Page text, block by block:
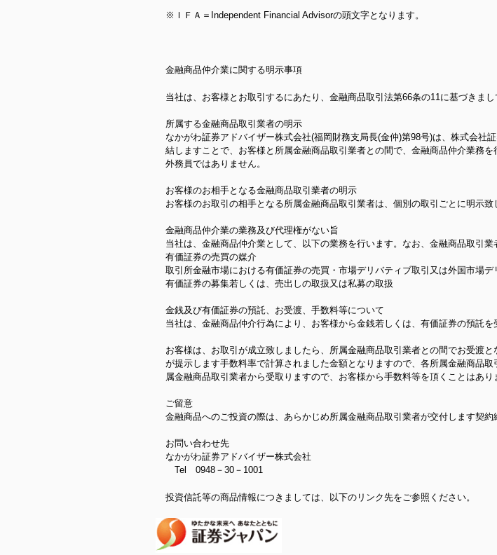
※ＩＦＡ＝Independent Financial Advisorの頭文字となります。
金融商品仲介業に関する明示事項
当社は、お客様とお取引するにあたり、金融商品取引法第66条の11に基づきまし
所属する金融商品取引業者の明示
なかがわ証券アドバイザー株式会社(福岡財務支局長(金仲)第98号)は、株式会社
結しますことで、お客様と所属金融商品取引業者との間で、金融商品仲介業務
外務員ではありません。
お客様のお相手となる金融商品取引業者の明示
お客様のお取引の相手となる所属金融商品取引業者は、個別の取引ごとに明示致
金融商品仲介業の業務及び代理権がない旨
当社は、金融商品仲介業として、以下の業務を行います。なお、金融商品取引業
有価証券の売買の媒介
取引所金融市場における有価証券の売買・市場デリバティブ取引又は外国市場
有価証券の募集若しくは、売出しの取扱又は私募の取扱
金銭及び有価証券の預託、お受渡、手数料等について
当社は、金融商品仲介行為により、お客様から金銭若しくは、有価証券の預託を
お客様は、お取引が成立致しましたら、所属金融商品取引業者との間でお受渡
が提示します手数料率で計算されました金額となりますので、各所属金融商品
属金融商品取引業者から受取りますので、お客様から手数料等を頂くことはあり
ご留意
金融商品へのご投資の際は、あらかじめ所属金融商品取引業者が交付します契約
お問い合わせ先
なかがわ証券アドバイザー株式会社
Tel 0948－30－1001
投資信託等の商品情報につきましては、以下のリンク先をご参照ください。